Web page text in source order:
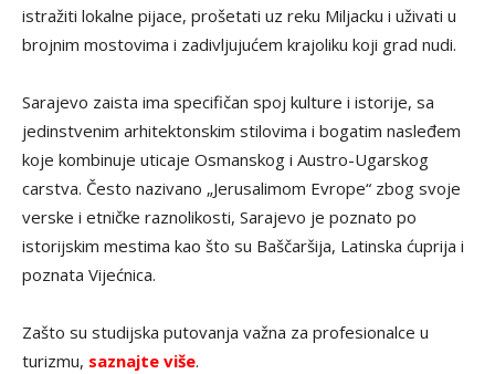
istražiti lokalne pijace, prošetati uz reku Miljacku i uživati u
brojnim mostovima i zadivljujućem krajoliku koji grad nudi.
Sarajevo zaista ima specifičan spoj kulture i istorije, sa
jedinstvenim arhitektonskim stilovima i bogatim nasleđem
koje kombinuje uticaje Osmanskog i Austro-Ugarskog
carstva. Često nazivano „Jerusalimom Evrope“ zbog svoje
verske i etničke raznolikosti, Sarajevo je poznato po
istorijskim mestima kao što su Baščaršija, Latinska ćuprija i
poznata Vijećnica.
Zašto su studijska putovanja važna za profesionalce u
turizmu, saznajte više.